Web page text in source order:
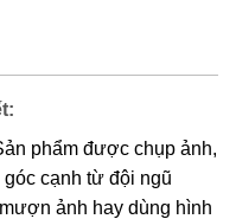
phẩm được chụp ảnh,
cạnh từ đội ngũ
ảnh hay dùng hình